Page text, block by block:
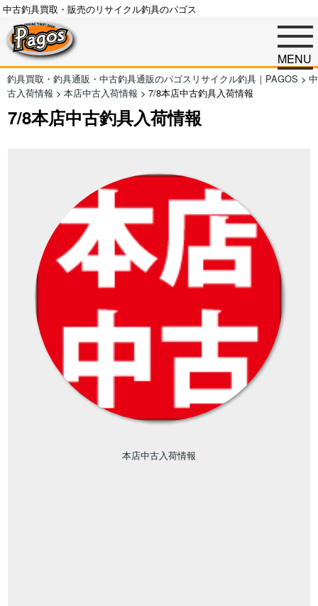
中古釣具買取・販売のリサイクル釣具のパゴス
MENU
釣具買取・釣具通販・中古釣具通販のパゴスリサイクル釣具｜PAGOS > 中
古入荷情報 > 本店中古入荷情報 > 7/8本店中古釣具入荷情報
7/8本店中古釣具入荷情報
本店中古入荷情報